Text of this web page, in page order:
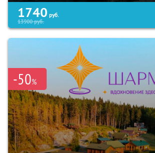
1740 руб.
13900руб.
-50%